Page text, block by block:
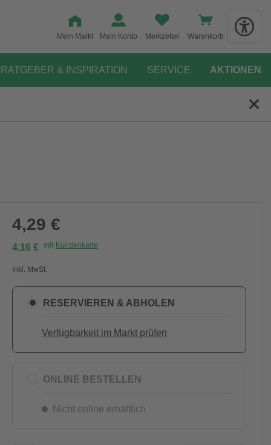
Mein Markt Mein Konto Merkzettel Warenkorb
RATGEBER & INSPIRATION SERVICE AKTIONEN
4,29 €
4,16 € mit Kundenkarte
Inkl. MwSt.
RESERVIEREN & ABHOLEN
Verfügbarkeit im Markt prüfen
ONLINE BESTELLEN
Nicht online erhältlich